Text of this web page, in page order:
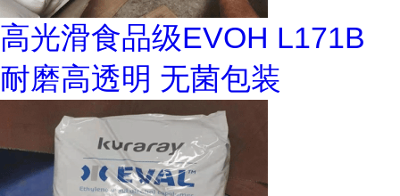
高光滑食品级EVOH L171B
耐磨高透明 无菌包装